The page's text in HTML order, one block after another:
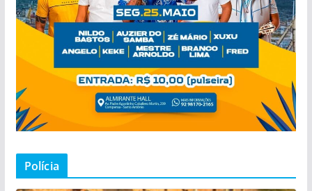
Polícia